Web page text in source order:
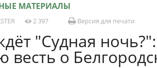
МАТЕРИАЛЫ
2 397 Версия для печати
"Судная
весть о